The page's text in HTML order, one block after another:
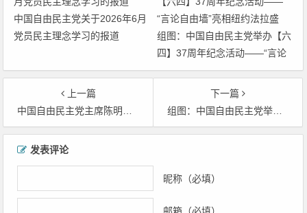
中国自由民主党关于2026年6月
党员民主理念学习的报道
组图：中国自由民主党举办【六
四】37周年纪念活动——“言论
自由墙”亮相纽约法拉盛
上一篇
中国自由民主党主席陈明在【六四】37周年纪念大会上致词
下一篇
组图：中国自由民主党举办【六四】37周年纪念活动——“言论自由墙”亮相纽约法拉盛
文章导航
发表评论
昵称（必填）